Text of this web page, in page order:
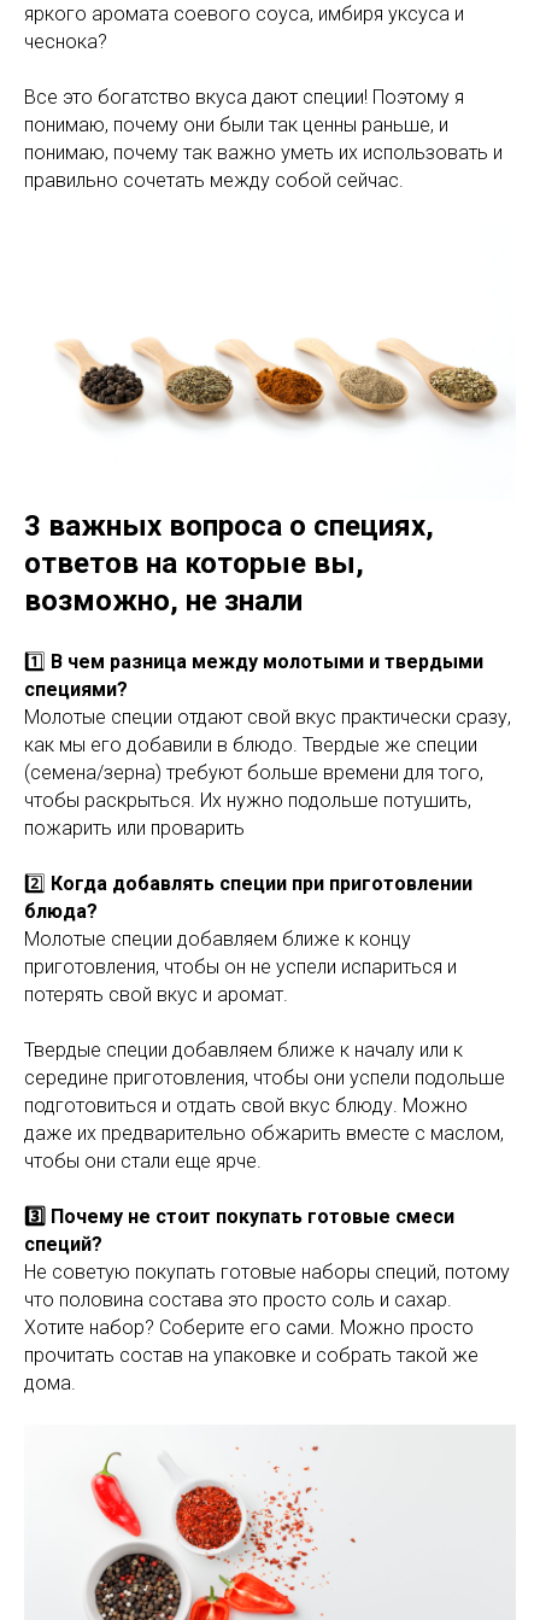
яркого аромата соевого соуса, имбиря уксуса и
чеснока?
Все это богатство вкуса дают специи! Поэтому я
понимаю, почему они были так ценны раньше, и
понимаю, почему так важно уметь их использовать и
правильно сочетать между собой сейчас.
3 важных вопроса о специях,
ответов на которые вы,
возможно, не знали
1️⃣ В чем разница между молотыми и твердыми
специями?
Молотые специи отдают свой вкус практически сразу,
как мы его добавили в блюдо. Твердые же специи
(семена/зерна) требуют больше времени для того,
чтобы раскрыться. Их нужно подольше потушить,
пожарить или проварить
2️⃣ Когда добавлять специи при приготовлении
блюда?
Молотые специи добавляем ближе к концу
приготовления, чтобы он не успели испариться и
потерять свой вкус и аромат.
Твердые специи добавляем ближе к началу или к
середине приготовления, чтобы они успели подольше
подготовиться и отдать свой вкус блюду. Можно
даже их предварительно обжарить вместе с маслом,
чтобы они стали еще ярче.
3️⃣ Почему не стоит покупать готовые смеси
специй?
Не советую покупать готовые наборы специй, потому
что половина состава это просто соль и сахар.
Хотите набор? Соберите его сами. Можно просто
прочитать состав на упаковке и собрать такой же
дома.